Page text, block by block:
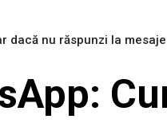
dacă nu răspunzi la